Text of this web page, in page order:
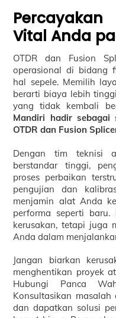
Vital Anda
OTDR dan Fusion
operasional di bidang
hal sepele. Memilih
berarti biaya lebih
yang tidak kembali
Mandiri hadir sebagai
OTDR dan Fusion
Dengan tim teknisi
berstandar tinggi,
proses perbaikan
pengujian dan
menjamin alat Anda
performa seperti
kerusakan, tetapi juga
Anda dalam
Jangan biarkan
menghentikan proyek
Hubungi Panca
Konsultasikan
dan dapatkan solusi